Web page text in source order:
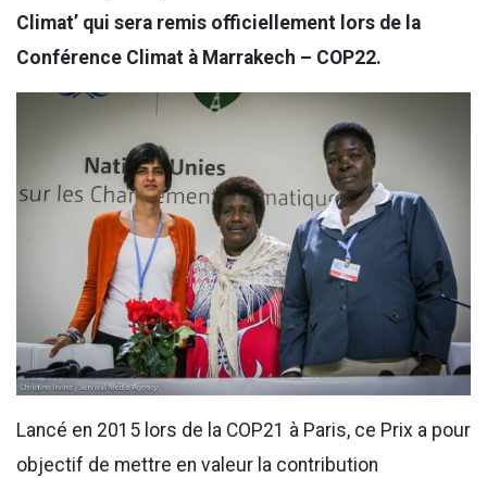
Climat’ qui sera remis officiellement lors de la
Conférence Climat à Marrakech – COP22.
Lancé en 2015 lors de la COP21 à Paris, ce Prix a pour
objectif de mettre en valeur la contribution